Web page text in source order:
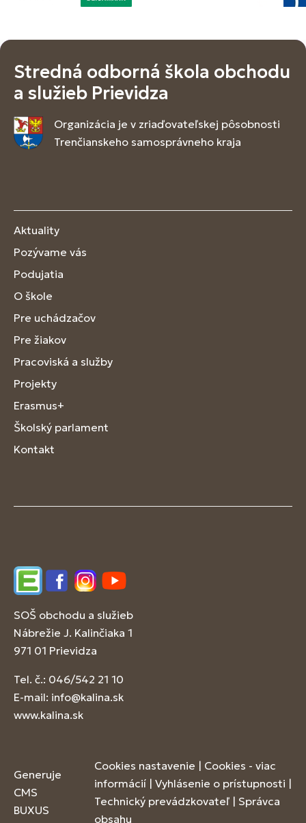
Stredná odborná škola obchodu
a služieb Prievidza
Organizácia je v zriaďovateľskej pôsobnosti
Trenčianskeho samosprávneho kraja
Aktuality
Pozývame vás
Podujatia
O škole
Pre uchádzačov
Pre žiakov
Pracoviská a služby
Projekty
Erasmus+
Školský parlament
Kontakt
EdupageFacebookInstagram
YouTube
SOŠ obchodu a služieb
Nábrežie J. Kalinčiaka 1
971 01 Prievidza
Tel. č.: 046/542 21 10
E-mail: info@kalina.sk
www.kalina.sk
Generuje
CMS
BUXUS
Cookies nastavenie | Cookies - viac
informácií | Vyhlásenie o prístupnosti |
Technický prevádzkovateľ | Správca
obsahu